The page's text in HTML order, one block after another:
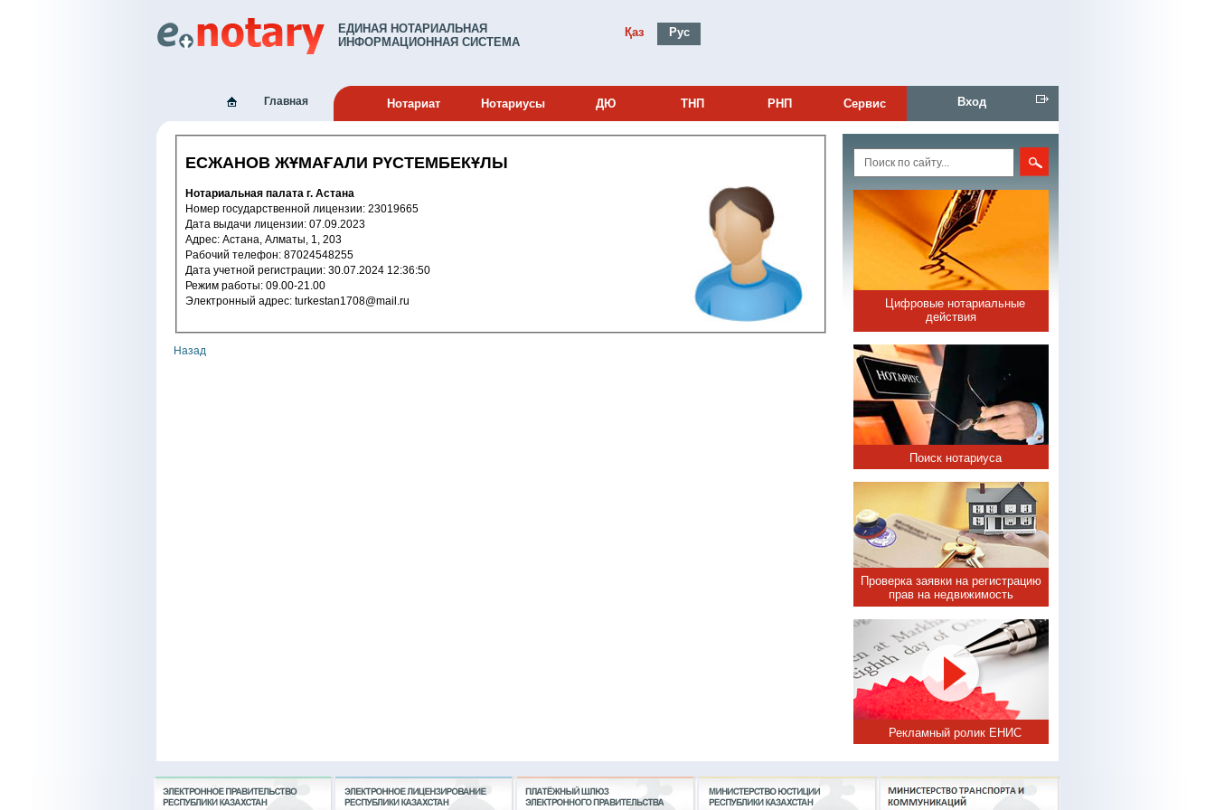
ЕДИНАЯ НОТАРИАЛЬНАЯ
ИНФОРМАЦИОННАЯ СИСТЕМА
Қаз Рус
Главная Нотариат Нотариусы ДЮ ТНП РНП Сервис Вход
ЕСЖАНОВ ЖҰМАҒАЛИ РҮСТЕМБЕКҰЛЫ
Нотариальная палата г. Астана
Номер государственной лицензии: 23019665
Дата выдачи лицензии: 07.09.2023
Адрес: Астана, Алматы, 1, 203
Рабочий телефон: 87024548255
Дата учетной регистрации: 30.07.2024 12:36:50
Режим работы: 09.00-21.00
Электронный адрес: turkestan1708@mail.ru
Назад
Цифровые нотариальные
действия
Поиск нотариуса
Проверка заявки на регистрацию
прав на недвижимость
Рекламный ролик ЕНИС